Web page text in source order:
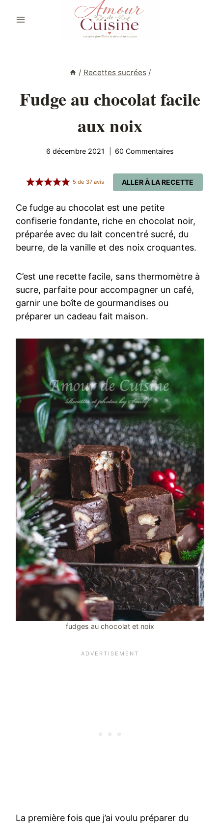
/ Recettes sucrées /
Fudge au chocolat facile
aux noix
6 décembre 2021 60 Commentaires
ALLER À LA RECETTE
5 de 37 avis
Ce fudge au chocolat est une petite
confiserie fondante, riche en chocolat noir,
préparée avec du lait concentré sucré, du
beurre, de la vanille et des noix croquantes.
C’est une recette facile, sans thermomètre à
sucre, parfaite pour accompagner un café,
garnir une boîte de gourmandises ou
préparer un cadeau fait maison.
fudges au chocolat et noix
La première fois que j’ai voulu préparer du